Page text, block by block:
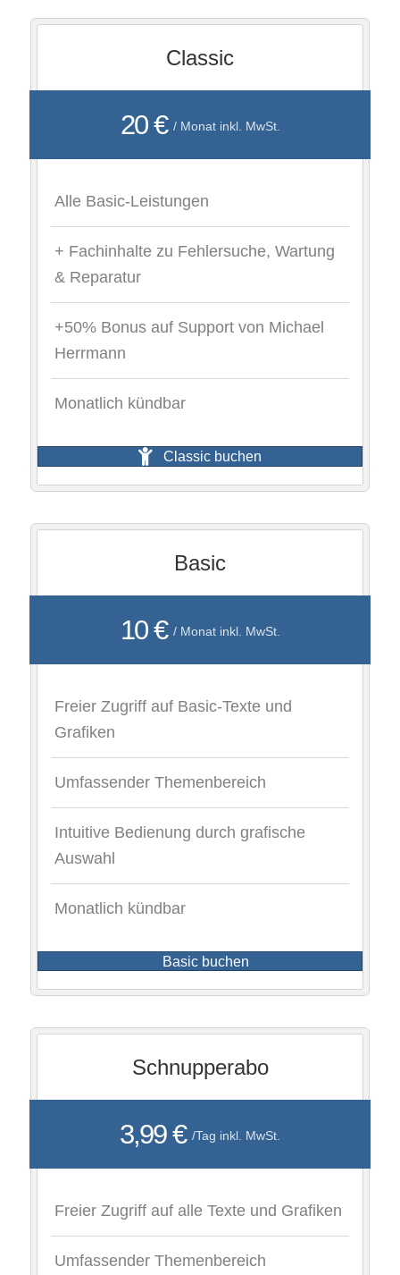
Classic
20 € / Monat inkl. MwSt.
Alle Basic-Leistungen
+ Fachinhalte zu Fehlersuche, Wartung
& Reparatur
+50% Bonus auf Support von Michael
Herrmann
Monatlich kündbar
Classic buchen
Basic
10 € / Monat inkl. MwSt.
Freier Zugriff auf Basic-Texte und
Grafiken
Umfassender Themenbereich
Intuitive Bedienung durch grafische
Auswahl
Monatlich kündbar
Basic buchen
Schnupperabo
3,99 € /Tag inkl. MwSt.
Freier Zugriff auf alle Texte und Grafiken
Umfassender Themenbereich